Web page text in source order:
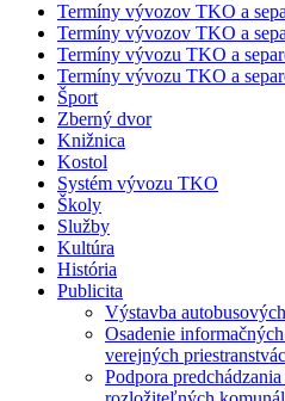
Termíny vývozov TKO a
Termíny vývozov TKO a
Termíny vývozu TKO a
Termíny vývozu TKO a
Šport
Zberný dvor
Knižnica
Kostol
Systém vývozu TKO
Školy
Služby
Kultúra
História
Publicita
Výstavba
Osadenie
verejných
Podpora